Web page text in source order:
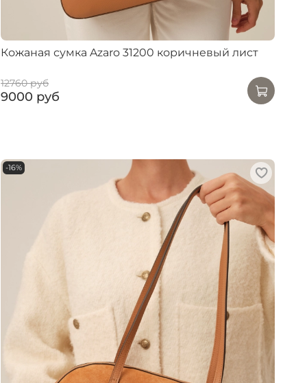
Кожаная сумка Azaro 31200 коричневый лист
12760 руб
9000 руб
-16%